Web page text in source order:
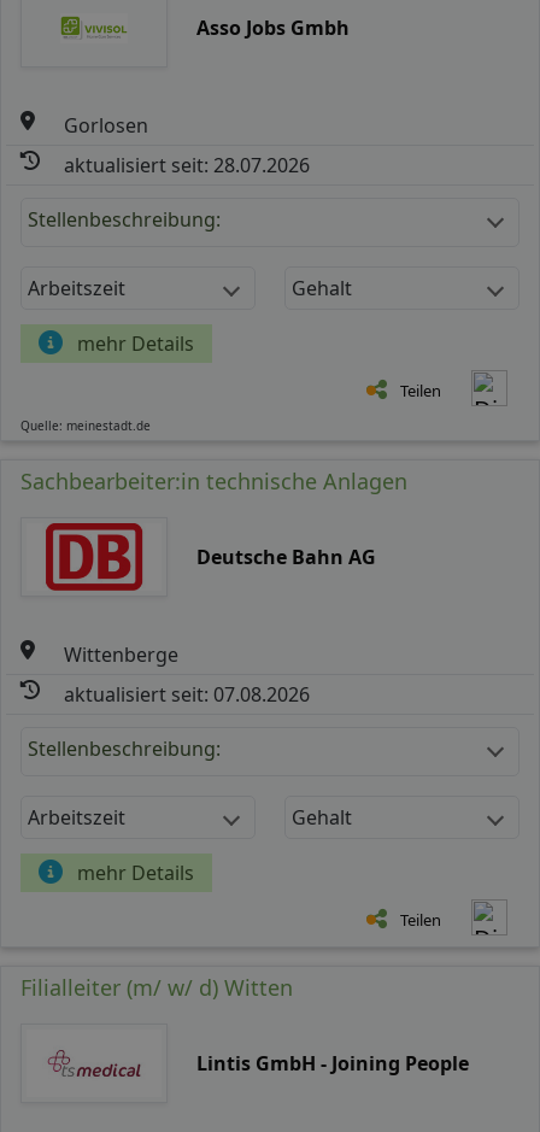
Asso Jobs Gmbh
Gorlosen
aktualisiert seit: 28.07.2026
Stellenbeschreibung:
Arbeitszeit Gehalt
mehr Details
Teilen
Quelle: meinestadt.de
Sachbearbeiter:in technische Anlagen
Deutsche Bahn AG
Wittenberge
aktualisiert seit: 07.08.2026
Stellenbeschreibung:
Arbeitszeit Gehalt
mehr Details
Teilen
Filialleiter (m/ w/ d) Witten
Lintis GmbH - Joining People